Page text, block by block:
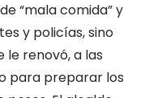
“mala comida” y
y policías, sino
le renovó, a las
para preparar los